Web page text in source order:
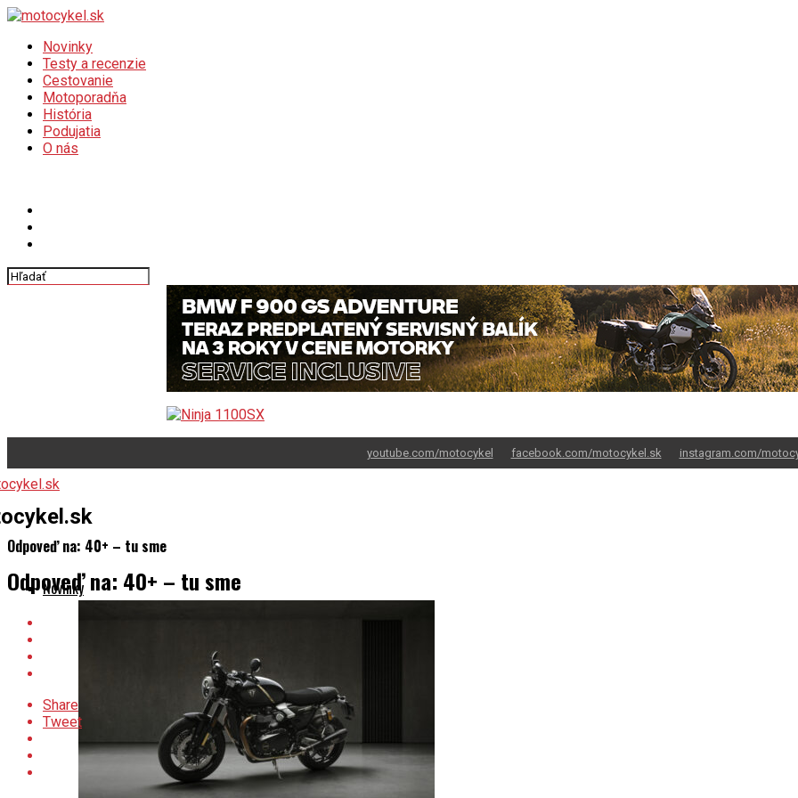
Novinky
Testy a recenzie
Cestovanie
Motoporadňa
História
Podujatia
O nás
youtube.com/motocykel facebook.com/motocykel.sk instagram.com/
Odpoveď na: 40+ – tu sme
Novinky
Odpoveď na: 40+ – tu sme
Share
Tweet